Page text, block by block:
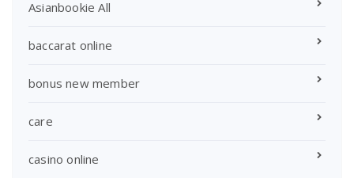
Asianbookie All
baccarat online
bonus new member
care
casino online